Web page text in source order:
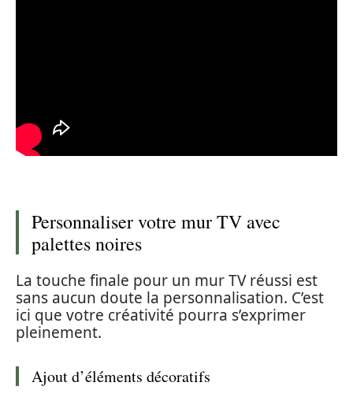
Personnaliser votre mur TV avec
palettes noires
La touche finale pour un mur TV réussi est
sans aucun doute la personnalisation. C’est
ici que votre créativité pourra s’exprimer
pleinement.
Ajout d’éléments décoratifs